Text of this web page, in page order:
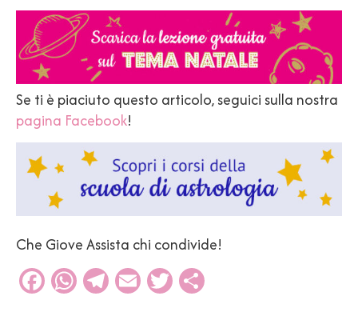
Se ti è piaciuto questo articolo, seguici sulla nostra
pagina Facebook!
Che Giove Assista chi condivide!
Facebook
WhatsApp
Telegram
EmailTwitter